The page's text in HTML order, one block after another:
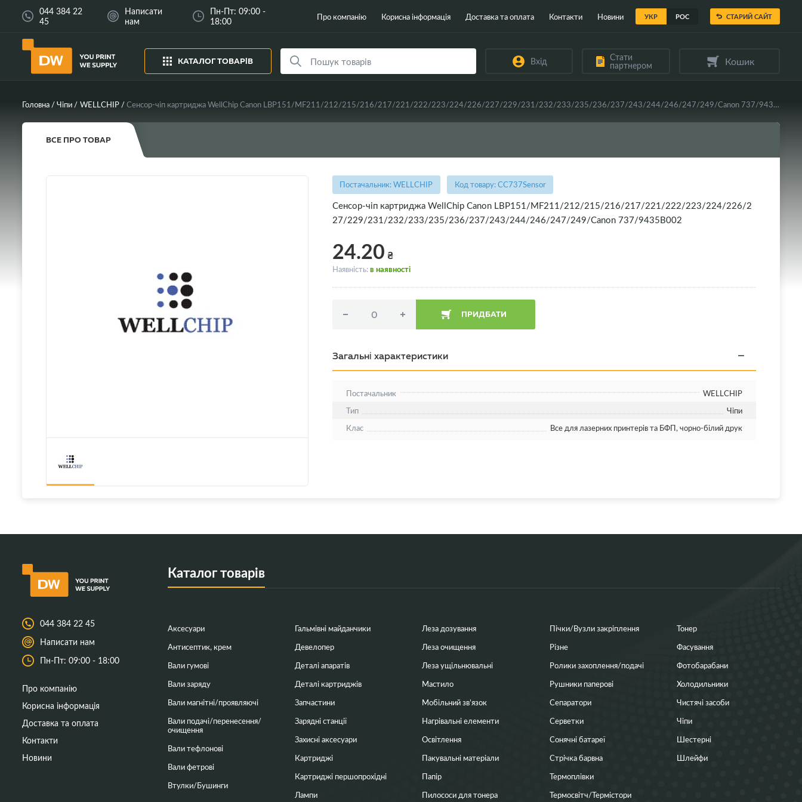
УКР РОС
044 384 22
45
Написати
нам
Пн-Пт: 09:00 -
18:00
Про компанію Корисна інформація Доставка та оплата Контакти Новини СТАРИЙ САЙТ
КАТАЛОГ ТОВАРІВ Вхід Стати
партнером Кошик
Головна Чіпи WELLCHIP Сенсор-чіп картриджа WellChip Canon LBP151/MF211/212/215/216/217/221/222/223/224/226/227/229/231/232/233/235/236/237/243/244/246/247/249/Canon 737/9435B002
ВСЕ ПРО ТОВАР
Постачальник: WELLCHIP Код товару: CC737Sensor
Сенсор-чіп картриджа WellChip Canon LBP151/MF211/212/215/216/217/221/222/223/224/226/2
27/229/231/232/233/235/236/237/243/244/246/247/249/Canon 737/9435B002
24.20 ₴
Наявність:в наявності
ПРИДБАТИ
Загальні характеристики
Постачальник
WELLCHIP
Тип
Чіпи
Клас
Все для лазерних принтерів та БФП, чорно-білий друк
044 384 22 45
Написати нам
Пн-Пт: 09:00 - 18:00
Про компанію
Корисна інформація
Доставка та оплата
Контакти
Новини
Каталог товарів
Аксесуари
Антисептик, крем
Вали гумові
Вали заряду
Вали магнітні/проявляючі
Вали подачі/перенесення/
очищення
Вали тефлонові
Вали фетрові
Втулки/Бушинги
Гальмівні майданчики
Девелопер
Деталі апаратів
Деталі картриджів
Запчастини
Зарядні станції
Захисні аксесуари
Картриджі
Картриджі першопрохідні
Лампи
Леза дозування
Леза очищення
Леза ущільнювальні
Мастило
Мобільний зв’язок
Нагрівальні елементи
Освітлення
Пакувальні матеріали
Папір
Пилососи для тонера
Пічки/Вузли закріплення
Різне
Ролики захоплення/подачі
Рушники паперові
Сепаратори
Серветки
Сонячні батареї
Стрічка барвна
Термоплівки
Термосвітч/Термістори
Тонер
Фасування
Фотобарабани
Холодильники
Чистячі засоби
Чіпи
Шестерні
Шлейфи